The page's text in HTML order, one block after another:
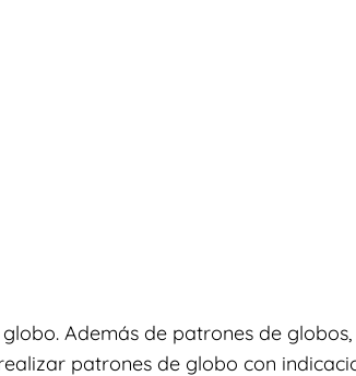
Además de patrones de
patrones de globo con